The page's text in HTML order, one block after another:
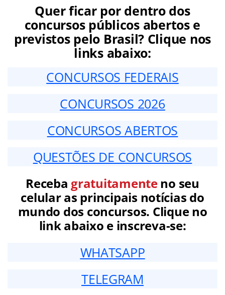
Quer ficar por dentro dos
concursos públicos abertos e
previstos pelo Brasil? Clique nos
links abaixo:
CONCURSOS FEDERAIS
CONCURSOS 2026
CONCURSOS ABERTOS
QUESTÕES DE CONCURSOS
Receba gratuitamenteno seu
celular as principais notícias do
mundo dos concursos. Clique no
link abaixo e inscreva-se:
WHATSAPP
TELEGRAM